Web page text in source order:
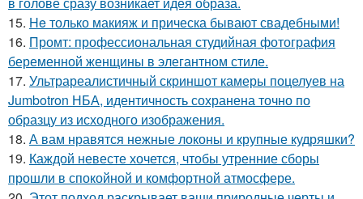
15. He только макияж и прическа бывают свадебными!
16. Промт: профессиональная студийная фотография
беременной женщины в элегантном стиле.
17. Ультрареалистичный скриншот камеры поцелуев на
Jumbotron НБА, идентичность сохранена точно по
образцу из исходного изображения.
18. А вам нравятся нежные локоны и крупные кудряшки?
19. Каждой невесте хочется, чтобы утренние сборы
прошли в спокойной и комфортной атмосфере.